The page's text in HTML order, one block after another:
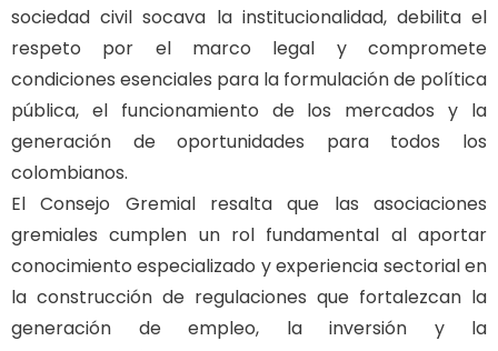
sociedad civil socava la institucionalidad, debilita el
respeto por el marco legal y compromete
condiciones esenciales para la formulación de política
pública, el funcionamiento de los mercados y la
generación de oportunidades para todos los
colombianos.
El Consejo Gremial resalta que las asociaciones
gremiales cumplen un rol fundamental al aportar
conocimiento especializado y experiencia sectorial en
la construcción de regulaciones que fortalezcan la
generación de empleo, la inversión y la